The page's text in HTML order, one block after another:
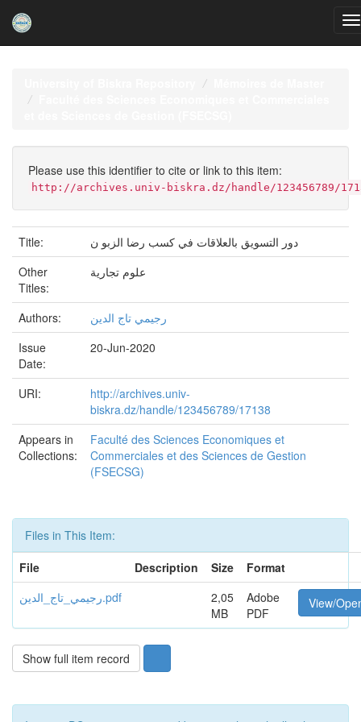
Please use this identifier to cite or link to this item:
http://archives.univ-biskra.dz/handle/123456789/
Title:
دور التسويق بالعلاقات في كسب رضا الزبو ن
Other
Titles:
علوم تجارية
Authors:
رجيمي تاج الدين
Issue
Date:
20-Jun-2020
URI:
http://archives.univ-
biskra.dz/handle/123456789/17138
Appears in
Collections:
Faculté des Sciences Economiques et
Commerciales et des Sciences de Gestion
(FSECSG)
Files in This Item:
File
Description Size
Format
رجيمي_تاج_الدين.pdf
2,05
MB
Adobe
PDF
View/
Show full item record